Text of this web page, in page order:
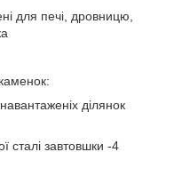
для печі, дровницю,
ділянок
сталі завтовшки -4